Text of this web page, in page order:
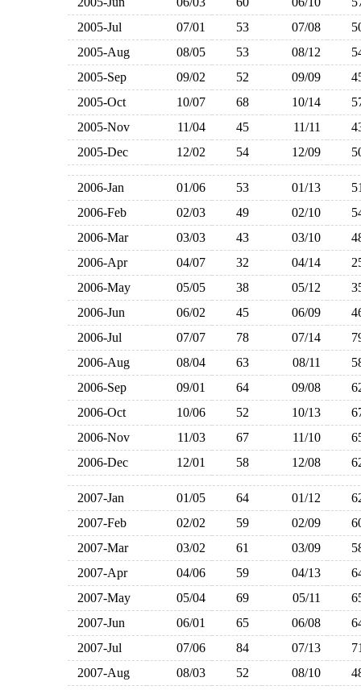
2005-Jul
07/01 53 07/08
2005-Aug
08/05 53 08/12
2005-Sep
09/02 52 09/09
2005-Oct
10/07 68 10/14
2005-Nov
11/04 45 11/11
2005-Dec
12/02 54 12/09
2006-Jan 01/06 53 01/13
2006-Feb
02/03 49 02/10
2006-Mar
03/03 43 03/10
2006-Apr
04/07 32 04/14
2006-May
05/05 38 05/12
2006-Jun
06/02 45 06/09
2006-Jul
07/07 78 07/14
2006-Aug
08/04 63 08/11
2006-Sep
09/01 64 09/08
2006-Oct
10/06 52 10/13
2006-Nov
11/03 67 11/10
2006-Dec
12/01 58 12/08
2007-Jan 01/05 64 01/12
2007-Feb
02/02 59 02/09
2007-Mar
03/02 61 03/09
2007-Apr
04/06 59 04/13
2007-May
05/04 69 05/11
2007-Jun
06/01 65 06/08
2007-Jul
07/06 84 07/13
2007-Aug
08/03 52 08/10